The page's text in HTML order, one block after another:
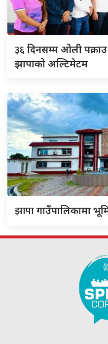
३६दिनसम्म ओली
झापाको अल्टिमेटम
झापागाउँपालिकामा